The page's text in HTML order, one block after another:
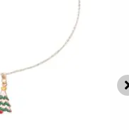
Les